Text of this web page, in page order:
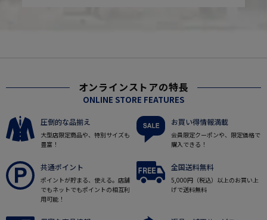
オンラインストアの特長
ONLINE STORE FEATURES
圧倒的な品揃え
大型店限定商品や、特別サイズも
豊富！
お買い得情報満載
会員限定クーポンや、限定価格で
購入できる！
共通ポイント
ポイントが貯まる、使える。店舗
でもネットでもポイントの相互利
用可能！
全国送料無料
5,000円（税込）以上のお買い上
げで送料無料